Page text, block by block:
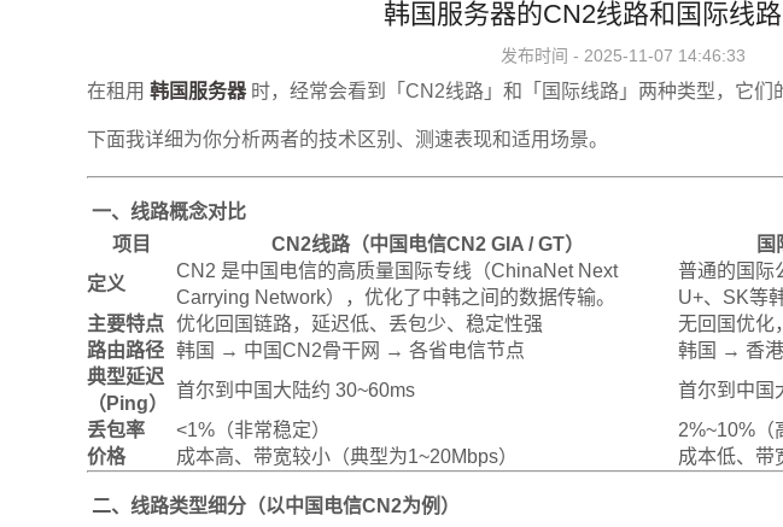
韩国服务器的CN2线路和国际线
发布时间 - 2025-11-07 14:46:33
在租用 韩国服务器时，经常会看到「CN2线路」和「国际线路」两种类型，它们
下面我详细为你分析两者的技术区别、测速表现和适用场景。
一、线路概念对比
项目
CN2线路（中国电信CN2 GIA / GT）
国
定义
CN2 是中国电信的高质量国际专线（ChinaNet Next
Carrying Network），优化了中韩之间的数据传输。
普通的国际
U+、SK等
主要特点 优化回国链路，延迟低、丢包少、稳定性强
无回国优化
路由路径 韩国 → 中国CN2骨干网 → 各省电信节点
韩国 → 香
典型延迟
（Ping）
首尔到中国大陆约 30~60ms
首尔到中国
丢包率
<1%（非常稳定）
2%~10%（
价格
成本高、带宽较小（典型为1~20Mbps） 成本低、带
二、线路类型细分（以中国电信CN2为例）